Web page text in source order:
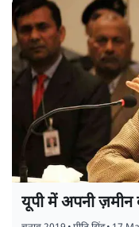
यूपी में अपनी ज़मीन